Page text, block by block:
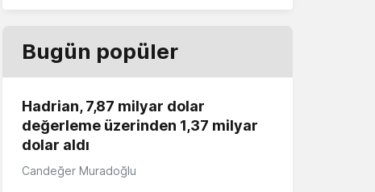
Bugün popüler
Hadrian, 7,87 milyar dolar
değerleme üzerinden 1,37 milyar
dolar aldı
Candeğer Muradoğlu